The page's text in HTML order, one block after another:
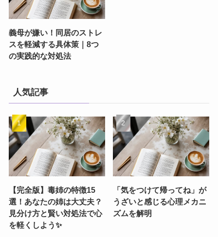
義母が嫌い！同居のストレ
スを軽減する具体策｜8つ
の実践的な対処法
人気記事
【完全版】毒姉の特徴15
選！あなたの姉は大丈夫？
見分け方と賢い対処法で心
を軽くしよう✨
「気をつけて帰ってね」が
うざいと感じる心理メカニ
ズムを解明